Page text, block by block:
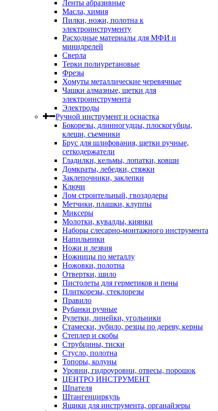
Ленты абразивные
Масла, химия
Пилки, ножи, полотна к
электроинструменту
Расходные материалы для МФИ и
минидрелей
Сверла
Терки полиуретановые
Фрезы
Хомуты металлические черевячные
Чашки алмазные, щетки для
электроинструмента
Электроды
Ручной инструмент и оснастка
Бокорезы, длинногудцы, плоскогубцы,
клещи, съемники
Брус для шлифования, щетки ручные,
сеткодержатели
Гладилки, кельмы, лопатки, ковши
Домкраты, лебедки, стяжки
Заклепочники, заклепки
Ключи
Лом строительный, гвоздодеры
Метчики, плашки, клуппы
Миксеры
Молотки, кувалды, киянки
Наборы слесарно-монтажного инструмента
Напильники
Ножи и лезвия
Ножницы по металлу
Ножовки, полотна
Отвертки, шило
Пистолеты для герметиков и пены
Плиткорезы, стеклорезы
Правило
Рубанки ручные
Рулетки, линейки, угольники
Стамески, зубило, резцы по дереву, керны
Степлер и скобы
Струбцины, тиски
Стусло, полотна
Топоры, колуны
Уровни, гидроуровни, отвесы, порошок
ЦЕНТРО ИНСТРУМЕНТ
Шпателя
Штангенциркуль
Ящики для инструмента, органайзеры